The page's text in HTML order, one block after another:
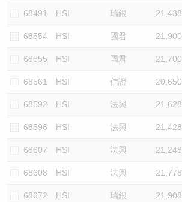
68491 HSI 瑞銀 21,438
68554 HSI 國君 21,900
68555 HSI 國君 21,700
68561 HSI 信證 20,650
68592 HSI 法興 21,628
68596 HSI 法興 21,428
68607 HSI 法興 21,248
68608 HSI 法興 21,778
68672 HSI 瑞銀 21,908